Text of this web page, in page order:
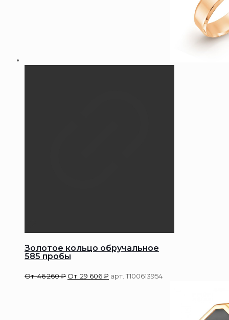
Золотое кольцо обручальное
585 пробы
От:46 260₽ От: 29 606₽ арт. Т100613954